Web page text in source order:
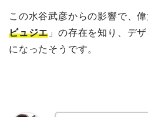
この水谷武彦からの影響で、偉
ビュジエ 」の存在を知り、デ
になったそうです。